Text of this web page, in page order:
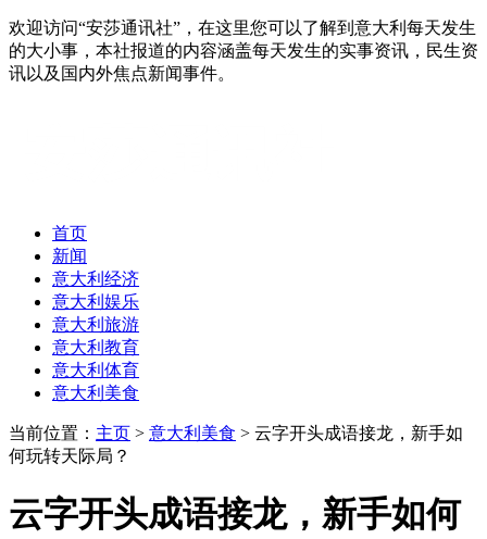
欢迎访问“安莎通讯社”，在这里您可以了解到意大利每天发生
的大小事，本社报道的内容涵盖每天发生的实事资讯，民生资
讯以及国内外焦点新闻事件。
首页
新闻
意大利经济
意大利娱乐
意大利旅游
意大利教育
意大利体育
意大利美食
当前位置： 主页 > 意大利美食 > 云字开头成语接龙，新手如
何玩转天际局？
云字开头成语接龙，新手如何